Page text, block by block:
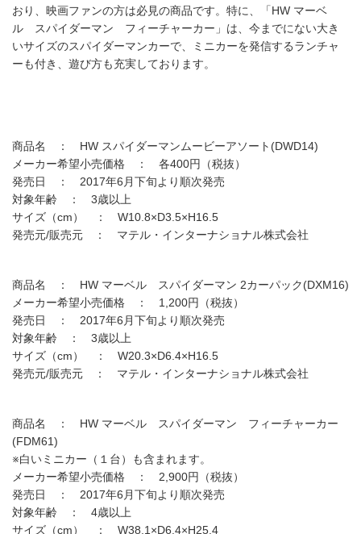
おり、映画ファンの方は必見の商品です。特に、「HW マーベ
ル スパイダーマン フィーチャーカー」は、今までにない大き
いサイズのスパイダーマンカーで、ミニカーを発信するランチャ
ーも付き、遊び方も充実しております。
商品名 ： HW スパイダーマンムービーアソート(DWD14)
メーカー希望小売価格 ： 各400円（税抜）
発売日 ： 2017年6月下旬より順次発売
対象年齢 ： 3歳以上
サイズ（cm） ： W10.8×D3.5×H16.5
発売元/販売元 ： マテル・インターナショナル株式会社
商品名 ： HW マーベル スパイダーマン 2カーパック(DXM16)
メーカー希望小売価格 ： 1,200円（税抜）
発売日 ： 2017年6月下旬より順次発売
対象年齢 ： 3歳以上
サイズ（cm） ： W20.3×D6.4×H16.5
発売元/販売元 ： マテル・インターナショナル株式会社
商品名 ： HW マーベル スパイダーマン フィーチャーカー
(FDM61)
※白いミニカー（１台）も含まれます。
メーカー希望小売価格 ： 2,900円（税抜）
発売日 ： 2017年6月下旬より順次発売
対象年齢 ： 4歳以上
サイズ（cm） ： W38.1×D6.4×H25.4